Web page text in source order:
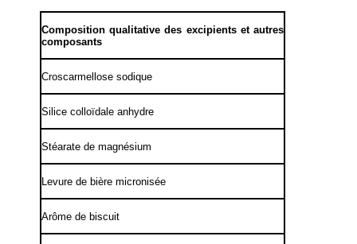
Composition qualitative des excipients et autres
composants
Croscarmellose sodique
Silice colloïdale anhydre
Stéarate de magnésium
Levure de bière micronisée
Arôme de biscuit